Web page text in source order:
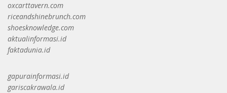
oxcarttavern.com
riceandshinebrunch.com
shoesknowledge.com
aktualinformasi.id
faktadunia.id
gapurainformasi.id
gariscakrawala.id